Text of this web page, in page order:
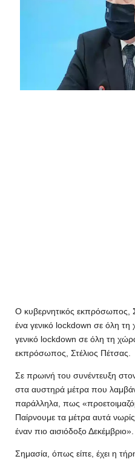
Ο κυβερνητικός εκπρόσωπος,
ένα γενικό lockdown σε όλη τη
γενικό lockdown σε όλη τη
εκπρόσωπος, Στέλιος Πέτσας.
Σε πρωινή του συνέντευξη
στα αυστηρά μέτρα που
παράλληλα, πως
Παίρνουμε τα μέτρα αυτά
έναν πιο αισιόδοξο Δεκέμβριο».
Σημασία, όπως είπε, έχει η